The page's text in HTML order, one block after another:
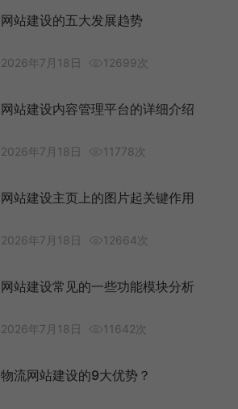
网站建设的五大发展趋势
2026年7月18日 12699次
网站建设内容管理平台的详细介绍
2026年7月18日 11778次
网站建设主页上的图片起关键作用
2026年7月18日 12664次
网站建设常见的一些功能模块分析
2026年7月18日 11642次
物流网站建设的9大优势？